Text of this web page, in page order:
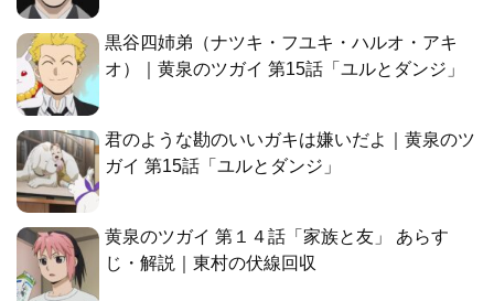
黒谷四姉弟（ナツキ・フユキ・ハルオ・アキ
オ）｜黄泉のツガイ 第15話「ユルとダンジ」
君のような勘のいいガキは嫌いだよ｜黄泉のツ
ガイ 第15話「ユルとダンジ」
黄泉のツガイ 第１４話「家族と友」 あらす
じ・解説｜東村の伏線回収